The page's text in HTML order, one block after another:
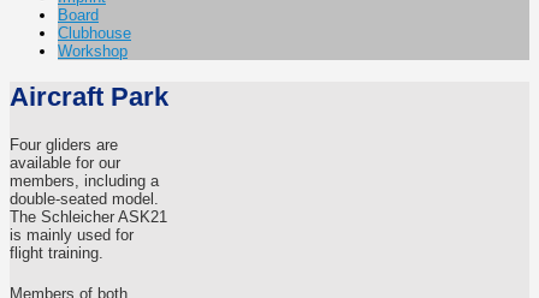
Board
Clubhouse
Workshop
Aircraft Park
Four gliders are
available for our
members, including a
double-seated model.
The Schleicher ASK21
is mainly used for
flight training.
Members of both